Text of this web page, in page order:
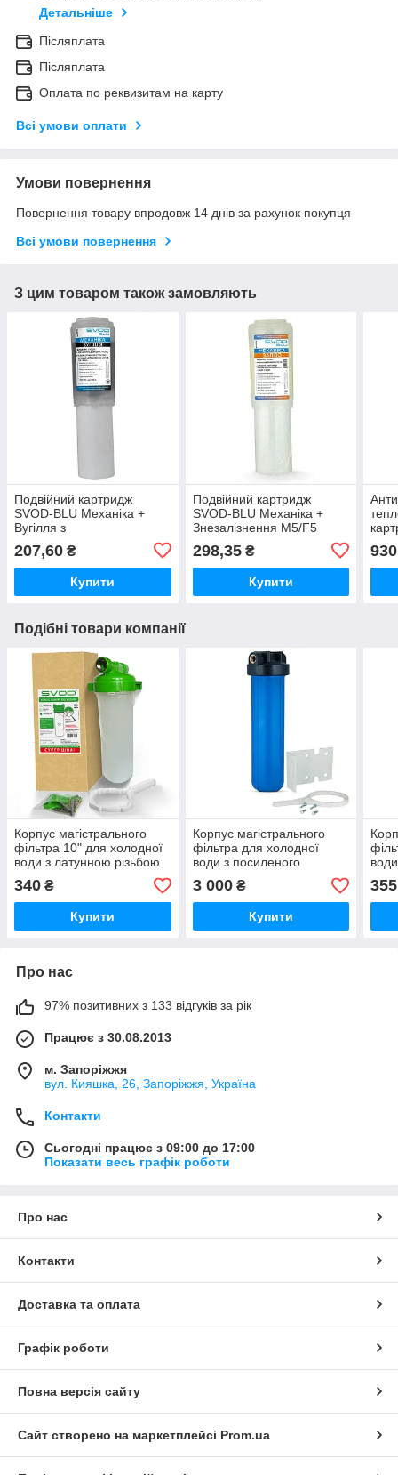
Детальніше
Післяплата
Післяплата
Оплата по реквизитам на карту
Всі умови оплати
Умови повернення
Повернення товару впродовж 14 днів за рахунок покупця
Всі умови повернення
З цим товаром також замовляють
Подвійний картридж
SVOD-BLU Механіка +
Вугілля з
волокна та кокосового
активованого вугілля
207,60 ₴
Купити
Подвійний картридж
SVOD-BLU Механіка +
Знезалізнення M5/F5
для видалення заліза
298,35₴
Купити
Подібні товари компанії
Корпус магістрального
фільтра 10" для холодної
води з латунною різьбою
L1/2 SVOD
340 ₴
Купити
Корпус магістрального
фільтра для холодної
води з посиленого
поліпропілену ВВ20 СВОД
3 000₴
Купити
355
Про нас
97% позитивних з 133 відгуків за рік
Працює з 30.08.2013
м. Запоріжжя
вул. Кияшка, 26, Запоріжжя, Україна
Контакти
Сьогодні працює з 09:00 до 17:00
Показати весь графік роботи
Про нас
Контакти
Доставка та оплата
Графік роботи
Повна версія сайту
Сайт створено на маркетплейсі Prom.ua